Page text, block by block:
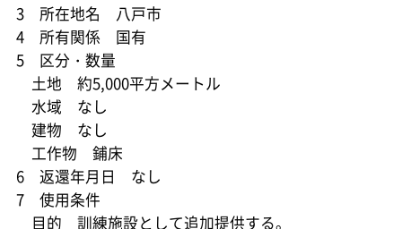
3 所在地名 八戸市
4 所有関係 国有
5 区分・数量
土地 約5,000平方メートル
水域 なし
建物 なし
工作物 鋪床
6 返還年月日 なし
7 使用条件
目的 訓練施設として追加提供する。